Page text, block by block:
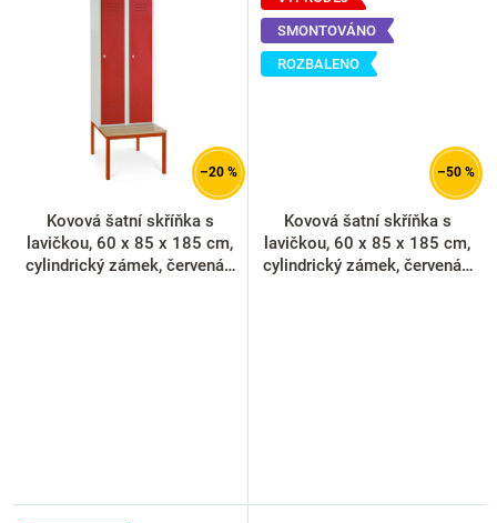
–20 %
Kovová šatní skříňka s
lavičkou, 60 x 85 x 185 cm,
cylindrický zámek, červená -
ROZBALENO
SMONTOVÁNO
–50 %
Kovová šatní skříňka s
lavičkou, 60 x 85 x 185 cm,
cylindrický zámek, červená -